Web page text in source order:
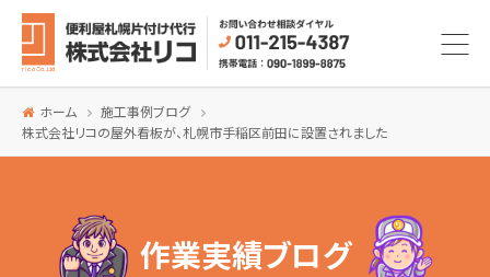
ホーム
施工事例ブログ
株式会社リコの屋外看板が、札幌市手稲区前田に設置されました
作業実績ブログ